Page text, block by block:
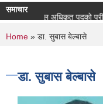
समाचार
मेडिकल अधिकृत पदको
You are here
Home » डा. सुबास बेल्बासे
डा. सुबास बेल्बासे